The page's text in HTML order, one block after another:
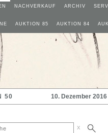
NACHVERKAUF ARCHIV
AUKTION 85 AUKTION 84
50 10. Dezember 2016
x